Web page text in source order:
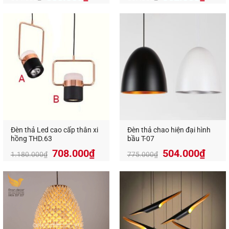
854.000₫.
hiện
là:
hiện
tại
Đèn thả Led cao cấp thân xi
hồng THD.63
1.180.000₫ 708.000₫
Đèn thả chao hiện đại hình
bầu T-07
775.000₫ 504.000₫